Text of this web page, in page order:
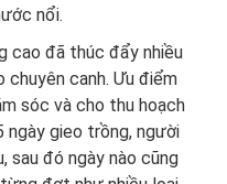
nổi.
cao đã thúc đẩy nhiều
chuyên canh. Ưu điểm
sóc và cho thu hoạch
ngày gieo trồng, người
sau đó ngày nào cũng